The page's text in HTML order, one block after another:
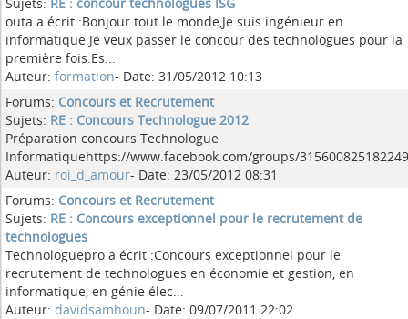
outa a écrit :Bonjour tout le monde,Je suis ingénieur en
informatique.Je veux passer le concour des technologues pour la
première fois.Es...
Auteur: formation- Date: 31/05/2012 10:13
Forums: Concours et Recrutement
Sujets: RE : Concours Technologue 2012
Préparation concours Technologue
Informatiquehttps://www.facebook.com/groups/
Auteur: roi_d_amour- Date: 23/05/2012 08:31
Forums: Concours et Recrutement
Sujets: RE : Concours exceptionnel pour le recrutement de
technologues
Technologuepro a écrit :Concours exceptionnel pour le
recrutement de technologues en économie et gestion, en
informatique, en génie élec...
Auteur: davidsamhoun- Date: 09/07/2011 22:02